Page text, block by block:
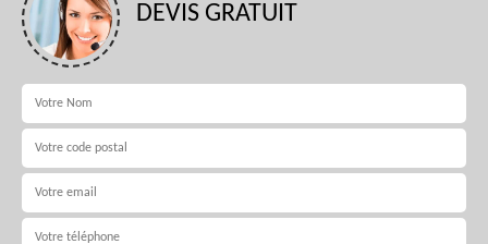
DEVIS GRATUIT